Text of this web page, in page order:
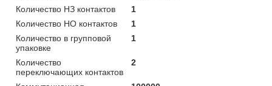
Количество НЗ контактов
1
Количество НО контактов
1
Количество в групповой
упаковке
1
Количество
переключающих контактов
2